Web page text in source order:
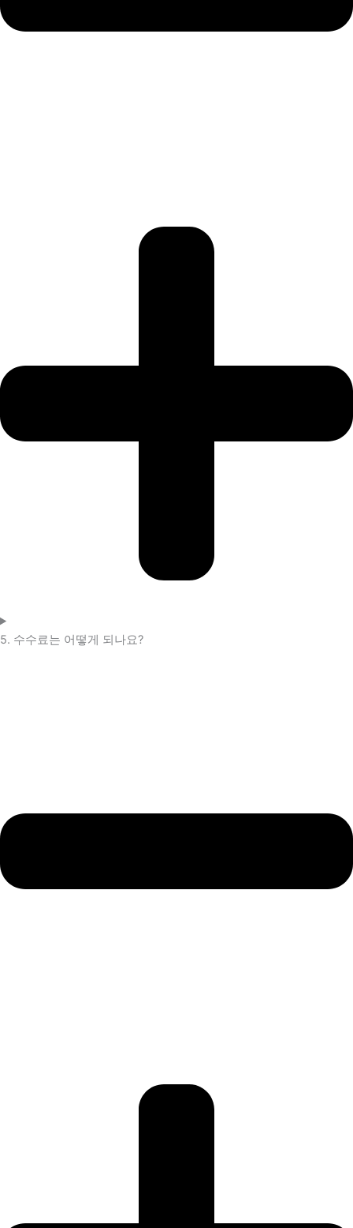
5. 수수료는 어떻게 되나요?